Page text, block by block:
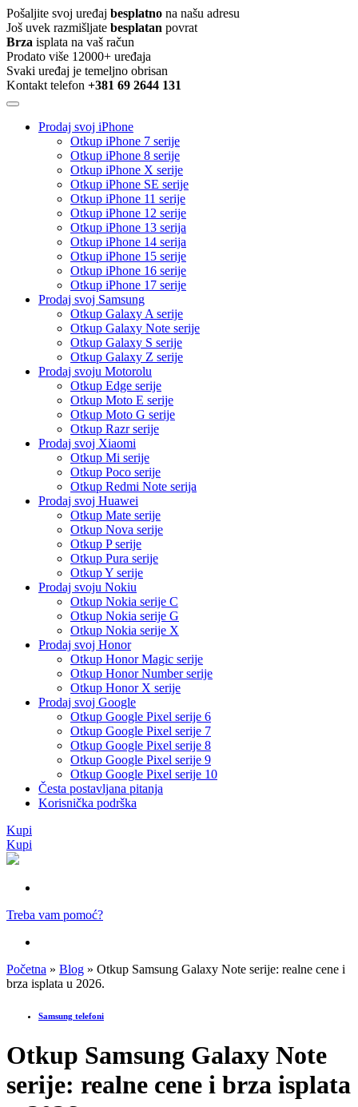
Pošaljite svoj uređaj besplatno na našu adresu
Još uvek razmišljate besplatan povrat
Brza isplata na vaš račun
Prodato više 12000+ uređaja
Svaki uređaj je temeljno obrisan
Kontakt telefon +381 69 2644 131
Prodaj svoj iPhone
Otkup iPhone 7 serije
Otkup iPhone 8 serije
Otkup iPhone X serije
Otkup iPhone SE serije
Otkup iPhone 11 serije
Otkup iPhone 12 serije
Otkup iPhone 13 serija
Otkup iPhone 14 serija
Otkup iPhone 15 serije
Otkup iPhone 16 serije
Otkup iPhone 17 serije
Prodaj svoj Samsung
Otkup Galaxy A serije
Otkup Galaxy Note serije
Otkup Galaxy S serije
Otkup Galaxy Z serije
Prodaj svoju Motorolu
Otkup Edge serije
Otkup Moto E serije
Otkup Moto G serije
Otkup Razr serije
Prodaj svoj Xiaomi
Otkup Mi serije
Otkup Poco serije
Otkup Redmi Note serija
Prodaj svoj Huawei
Otkup Mate serije
Otkup Nova serije
Otkup P serije
Otkup Pura serije
Otkup Y serije
Prodaj svoju Nokiu
Otkup Nokia serije C
Otkup Nokia serije G
Otkup Nokia serije X
Prodaj svoj Honor
Otkup Honor Magic serije
Otkup Honor Number serije
Otkup Honor X serije
Prodaj svoj Google
Otkup Google Pixel serije 6
Otkup Google Pixel serije 7
Otkup Google Pixel serije 8
Otkup Google Pixel serije 9
Otkup Google Pixel serije 10
Česta postavljana pitanja
Korisnička podrška
Kupi
Kupi
Treba vam pomoć?
Početna » Blog » Otkup Samsung Galaxy Note serije: realne cene i
brza isplata u 2026.
Samsung telefoni
Otkup Samsung Galaxy Note
serije: realne cene i brza isplata